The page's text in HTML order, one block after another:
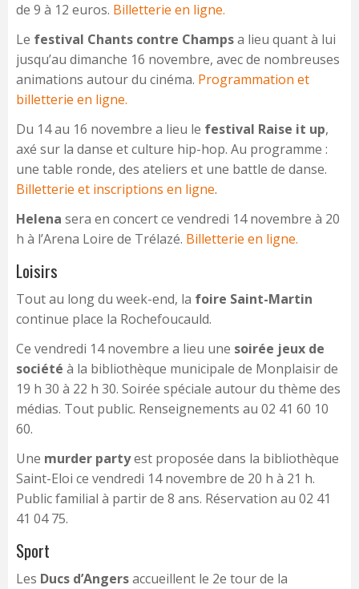
de 9 à 12 euros. Billetterie en ligne.
Le festival Chants contre Champsa lieu quant à lui
jusqu’au dimanche 16 novembre, avec de nombreuses
animations autour du cinéma. Programmation et
billetterie en ligne.
Du 14 au 16 novembre a lieu le festival Raise it up,
axé sur la danse et culture hip-hop. Au programme :
une table ronde, des ateliers et une battle de danse.
Billetterie et inscriptions en ligne.
Helena sera en concert ce vendredi 14 novembre à 20
h à l’Arena Loire de Trélazé. Billetterie en ligne.
Loisirs
Tout au long du week-end, la foire Saint-Martin
continue place la Rochefoucauld.
Ce vendredi 14 novembre a lieu une soirée jeux de
société à la bibliothèque municipale de Monplaisir de
19 h 30 à 22 h 30. Soirée spéciale autour du thème des
médias. Tout public. Renseignements au 02 41 60 10
60.
Une murder partyest proposée dans la bibliothèque
Saint-Eloi ce vendredi 14 novembre de 20 h à 21 h.
Public familial à partir de 8 ans. Réservation au 02 41
41 04 75.
Sport
Les Ducs d’Angersaccueillent le 2e tour de la